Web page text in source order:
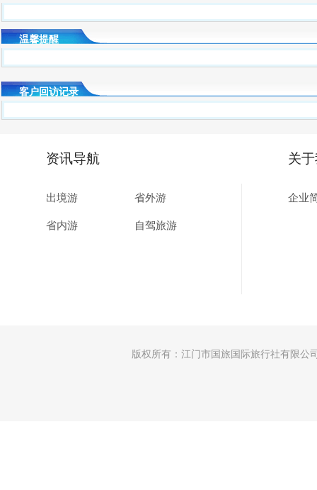
温馨提醒
客户回访记录
资讯导航
出境游 省外游
省内游 自驾旅游
关
企业
版权所有：江门市国旅国际旅行社有限